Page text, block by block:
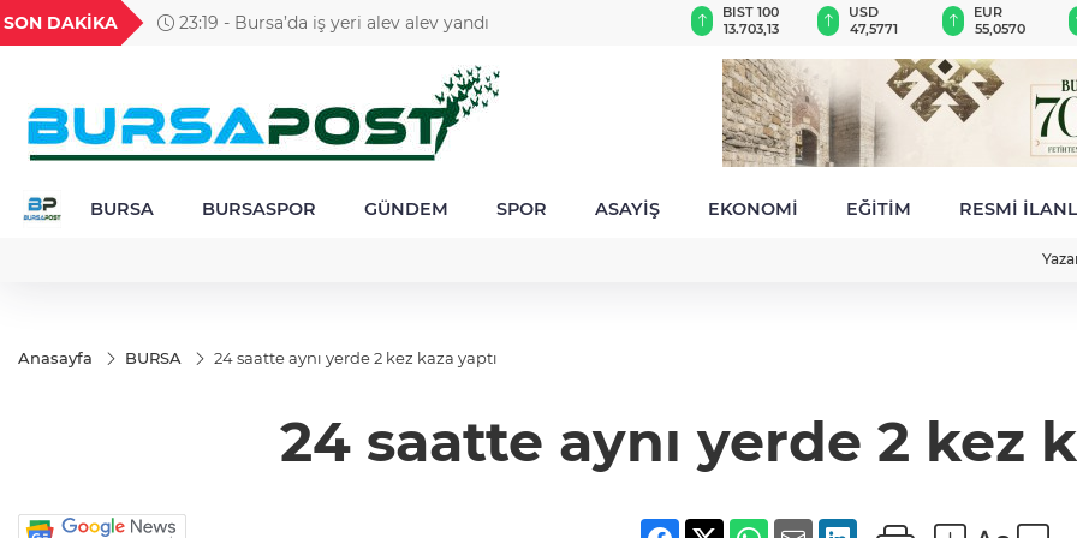
SON DAKİKA 23:19 - Bursa’da iş yeri alev alev yandı
18,1939
TND
16,2435
BGN
28,0626
VND
0,0018
BIST 100
13.703,13
USD
47,5771
EUR
55,0570
BURSA BURSASPOR GÜNDEM SPOR ASAYİŞ EKONOMİ EĞİTİM RESMİ
Anasayfa BURSA 24 saatte aynı yerde 2 kez kaza yaptı
24 saatte aynı yerde 2 kez